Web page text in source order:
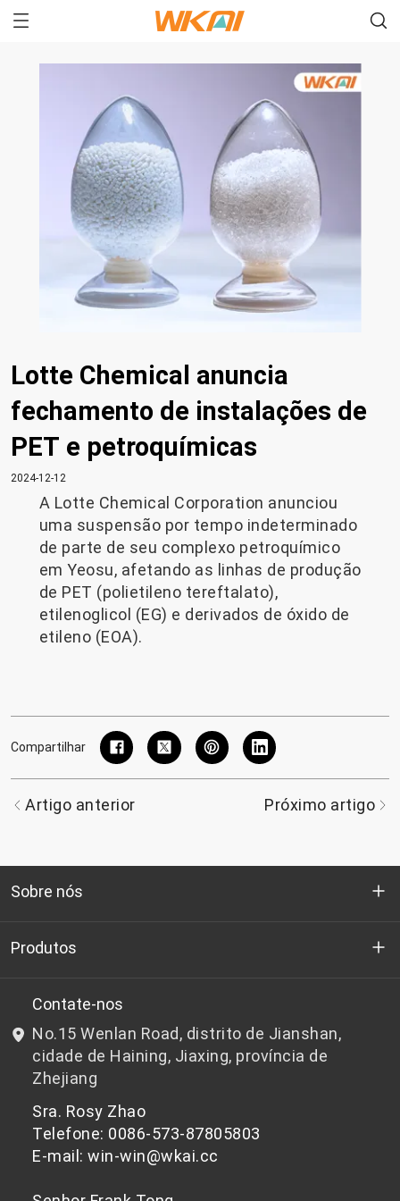
Lotte Chemical anuncia
fechamento de instalações de
PET e petroquímicas
2024-12-12
A Lotte Chemical Corporation anunciou
uma suspensão por tempo indeterminado
de parte de seu complexo petroquímico
em Yeosu, afetando as linhas de produção
de PET (polietileno tereftalato),
etilenoglicol (EG) e derivados de óxido de
etileno (EOA).
Compartilhar
Artigo anterior Próximo artigo
Sobre nós
Quem somos
P&D
Notícias e Eventos
política de Privacidade
Produtos
Chips de PET de qualidade para garrafas
Chips de PET não adequados para garrafas
Contate-nos
No.15 Wenlan Road, distrito de Jianshan,
cidade de Haining, Jiaxing, província de
Zhejiang
Sra. Rosy Zhao
Telefone: 0086-573-87805803
E-mail: win-win@wkai.cc